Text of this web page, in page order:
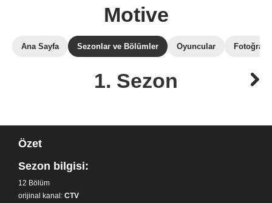
Motive
Ana Sayfa Sezonlar ve Bölümler Oyuncular
1. Sezon
Özet
Sezon bilgisi:
12 Bölüm
orijinal kanal: CTV